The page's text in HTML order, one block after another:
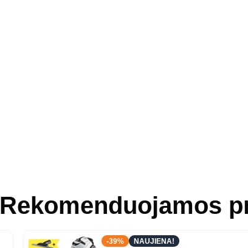
Rekomenduojamos
-39% NAUJIENA!